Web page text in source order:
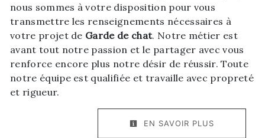
nous sommes à votre disposition pour vous
transmettre les renseignements nécessaires à
votre projet de Garde de chat. Notre métier est
avant tout notre passion et le partager avec vous
renforce encore plus notre désir de réussir. Toute
notre équipe est qualifiée et travaille avec propreté
et rigueur.
EN SAVOIR PLUS